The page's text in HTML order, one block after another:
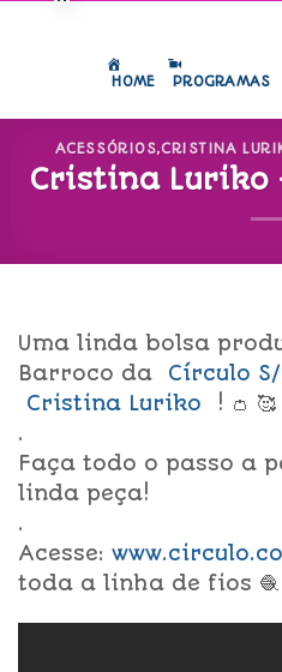
HOME PROGRAMAS
ACESSÓRIOS,CRISTINA
Cristina Luriko
Uma linda bolsa
Barroco da
Círculo
Cristina Luriko
! 👛 🥰
.
Faça todo o passo a
linda peça!
.
Acesse:
toda a linha de fios 🧶